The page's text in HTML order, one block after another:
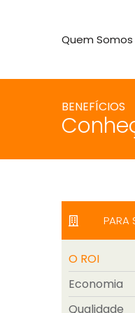
Quem Somos
BENEFÍCIOS
PARA
O ROI
Economia
Qualidade